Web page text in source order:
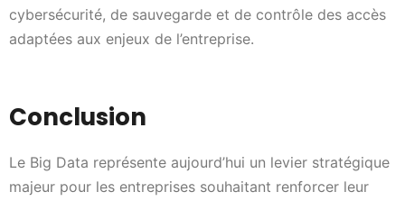
cybersécurité, de sauvegarde et de contrôle des accès
adaptées aux enjeux de l’entreprise.
Conclusion
Le Big Data représente aujourd’hui un levier stratégique
majeur pour les entreprises souhaitant renforcer leur